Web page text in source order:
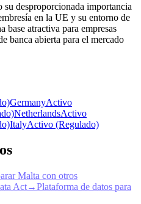
desproporcionada importancia
en la UE y su entorno de
base atractiva para empresas
banca abierta para el mercado
GermanyActivo
NetherlandsActivo
ItalyActivo (Regulado)
Malta con otros
Act→Plataforma de datos para